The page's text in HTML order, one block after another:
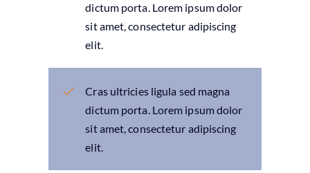
dictum porta. Lorem ipsum dolor
sit amet, consectetur adipiscing
elit.
Cras ultricies ligula sed magna
dictum porta. Lorem ipsum dolor
sit amet, consectetur adipiscing
elit.